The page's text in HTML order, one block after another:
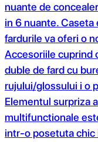
nuante de
in 6 nuante.
fardurile va oferi o
Accesoriile cuprind
duble de fard cu
rujului/glossului i o
Elementul surpriza
multifunctionale
intr-o posetuta chic